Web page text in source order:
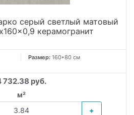
серый светлый матовый
керамогранит
Размер: 160*80 см
732.38 руб.
м²
+